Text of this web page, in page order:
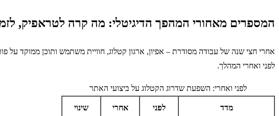
המספרים מאחורי המהפך הדיגיטלי: מה קרה לטראפיק,
אחרי חצי שנה של עבודה מסודרת – אפיון, ארגון קטלוג, חוויית משתמש ותוכן ממוקד
לפני ואחרי המהלך.
לפני ואחרי: השפעת שדרוג הקטלוג על ביצועי האתר
מדד לפני אחרי שינוי